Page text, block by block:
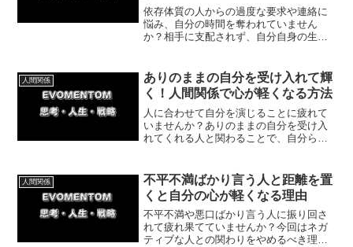
依存体質の人からの過度な要求や連絡に
悩み、自分の時間を奪われていません
か？相手に支配されず、自分自身の生活
無理のない具体的な距離の取り方を紹介
していきます。
人間関係
ありのままの自分を受け入れて輝
く！人間関係で心が軽くなる方法
人に合わせて自分を演じることに疲れて
いませんか？ありのままの自分を受け入
れてくれる人と関わることで、自分らし
が軽くなる具体的な方法と体験談をご紹
介します。
人間関係
不平不満ばかり言う人と距離を置
くと自分の心が軽くなる理由
不平不満や悪口ばかり言う人に振り回さ
れて疲れ果てていませんか？今回はネガ
ティブな人との関わりをやめるべき理由